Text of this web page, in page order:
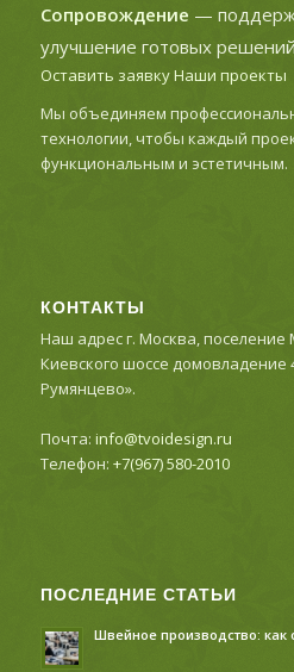
Сопровождение —
улучшение готовых решений
Оставить заявкуНаши проекты
Мы объединяем
технологии, чтобы каждый
функциональным и эстетичным.
КОНТАКТЫ
Наш адрес г. Москва, поселение
Киевского шоссе домовладение
Румянцево».
Почта: info@tvoidesign.ru
Телефон: +7(967) 580-2010
ПОСЛЕДНИЕ СТАТЬИ
Швейное производство: как